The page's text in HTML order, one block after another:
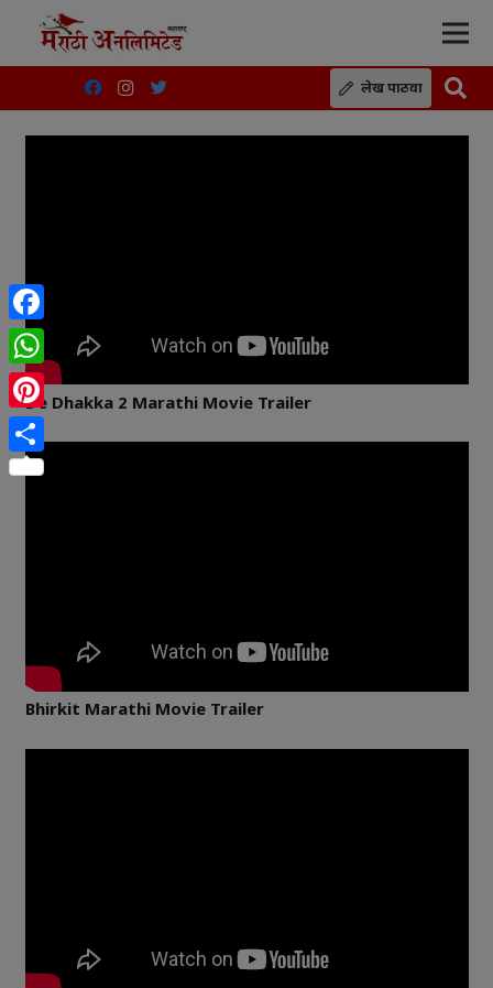
लेख पाठवा
De Dhakka 2 Marathi Movie Trailer
Bhirkit Marathi Movie Trailer
Facebook
WhatsApp
Pinterest
Share